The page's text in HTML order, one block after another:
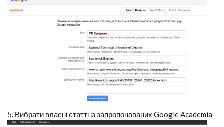
5. Вибрати власні статті із запропонованих Google Academia